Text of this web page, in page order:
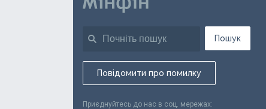
Пошук
Повідомити про помилку
Приєднуйтесь до нас в соц. мережах: